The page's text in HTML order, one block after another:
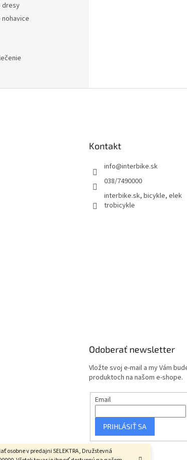
osobne v predajni SELEKTRA, Družstevná
dresy
Kontakt
info@interbike.sk
038/7490000
interbike.sk, bicykle, elek
trobicykle
Odoberať newsletter
Vložte svoj e-mail a my Vám
produktoch na našom e-shope.
Email
PRIHLÁSIŤ SA